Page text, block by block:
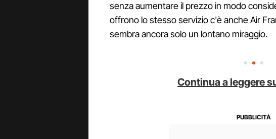
senza aumentare il prezzo in modo
offrono lo stesso servizio c'è anche Air
sembra ancora solo un lontano miraggio.
Continua a leggere